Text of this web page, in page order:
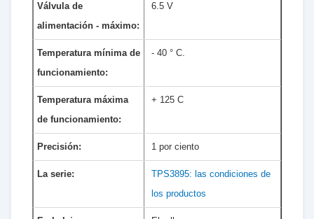
Válvula de
alimentación - máximo:
6.5 V
Temperatura mínima de
funcionamiento:
- 40 ° C.
Temperatura máxima
de funcionamiento:
+ 125 C
Precisión: 1 por ciento
La serie:
TPS3895: las condiciones de
los productos